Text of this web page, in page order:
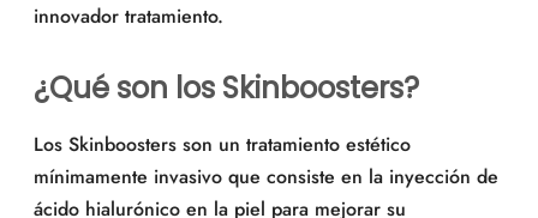
innovador tratamiento.
¿Qué son los Skinboosters?
Los Skinboosters son un tratamiento estético
mínimamente invasivo que consiste en la inyección de
ácido hialurónico en la piel para mejorar su